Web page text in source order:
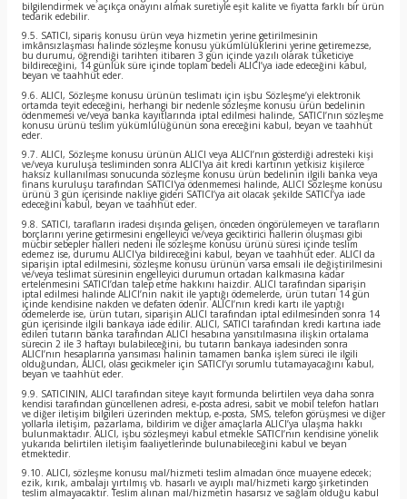
bilgilendirmek ve açıkça onayını almak suretiyle eşit kalite ve fiyatta farklı bir ürün
tedarik edebilir.
9.5. SATICI, sipariş konusu ürün veya hizmetin yerine getirilmesinin
imkânsızlaşması halinde sözleşme konusu yükümlülüklerini yerine getiremezse,
bu durumu, öğrendiği tarihten itibaren 3 gün içinde yazılı olarak tüketiciye
bildireceğini, 14 günlük süre içinde toplam bedeli ALICI’ya iade edeceğini kabul,
beyan ve taahhüt eder.
9.6. ALICI, Sözleşme konusu ürünün teslimatı için işbu Sözleşme’yi elektronik
ortamda teyit edeceğini, herhangi bir nedenle sözleşme konusu ürün bedelinin
ödenmemesi ve/veya banka kayıtlarında iptal edilmesi halinde, SATICI’nın sözleşme
konusu ürünü teslim yükümlülüğünün sona ereceğini kabul, beyan ve taahhüt
eder.
9.7. ALICI, Sözleşme konusu ürünün ALICI veya ALICI’nın gösterdiği adresteki kişi
ve/veya kuruluşa tesliminden sonra ALICI'ya ait kredi kartının yetkisiz kişilerce
haksız kullanılması sonucunda sözleşme konusu ürün bedelinin ilgili banka veya
finans kuruluşu tarafından SATICI'ya ödenmemesi halinde, ALICI Sözleşme konusu
ürünü 3 gün içerisinde nakliye gideri SATICI’ya ait olacak şekilde SATICI’ya iade
edeceğini kabul, beyan ve taahhüt eder.
9.8. SATICI, tarafların iradesi dışında gelişen, önceden öngörülemeyen ve tarafların
borçlarını yerine getirmesini engelleyici ve/veya geciktirici hallerin oluşması gibi
mücbir sebepler halleri nedeni ile sözleşme konusu ürünü süresi içinde teslim
edemez ise, durumu ALICI'ya bildireceğini kabul, beyan ve taahhüt eder. ALICI da
siparişin iptal edilmesini, sözleşme konusu ürünün varsa emsali ile değiştirilmesini
ve/veya teslimat süresinin engelleyici durumun ortadan kalkmasına kadar
ertelenmesini SATICI’dan talep etme hakkını haizdir. ALICI tarafından siparişin
iptal edilmesi halinde ALICI’nın nakit ile yaptığı ödemelerde, ürün tutarı 14 gün
içinde kendisine nakden ve defaten ödenir. ALICI’nın kredi kartı ile yaptığı
ödemelerde ise, ürün tutarı, siparişin ALICI tarafından iptal edilmesinden sonra 14
gün içerisinde ilgili bankaya iade edilir. ALICI, SATICI tarafından kredi kartına iade
edilen tutarın banka tarafından ALICI hesabına yansıtılmasına ilişkin ortalama
sürecin 2 ile 3 haftayı bulabileceğini, bu tutarın bankaya iadesinden sonra
ALICI’nın hesaplarına yansıması halinin tamamen banka işlem süreci ile ilgili
olduğundan, ALICI, olası gecikmeler için SATICI’yı sorumlu tutamayacağını kabul,
beyan ve taahhüt eder.
9.9. SATICININ, ALICI tarafından siteye kayıt formunda belirtilen veya daha sonra
kendisi tarafından güncellenen adresi, e-posta adresi, sabit ve mobil telefon hatları
ve diğer iletişim bilgileri üzerinden mektup, e-posta, SMS, telefon görüşmesi ve diğer
yollarla iletişim, pazarlama, bildirim ve diğer amaçlarla ALICI’ya ulaşma hakkı
bulunmaktadır. ALICI, işbu sözleşmeyi kabul etmekle SATICI’nın kendisine yönelik
yukarıda belirtilen iletişim faaliyetlerinde bulunabileceğini kabul ve beyan
etmektedir.
9.10. ALICI, sözleşme konusu mal/hizmeti teslim almadan önce muayene edecek;
ezik, kırık, ambalajı yırtılmış vb. hasarlı ve ayıplı mal/hizmeti kargo şirketinden
teslim almayacaktır. Teslim alınan mal/hizmetin hasarsız ve sağlam olduğu kabul